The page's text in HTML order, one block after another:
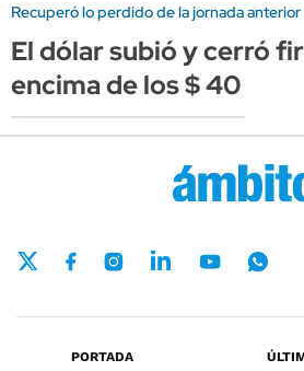
Recuperó lo perdido de la jornada anterior
El dólar subió y cerró
encima de los $ 40
PORTADA